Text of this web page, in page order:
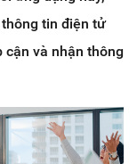
tin điện tử
và nhận thông